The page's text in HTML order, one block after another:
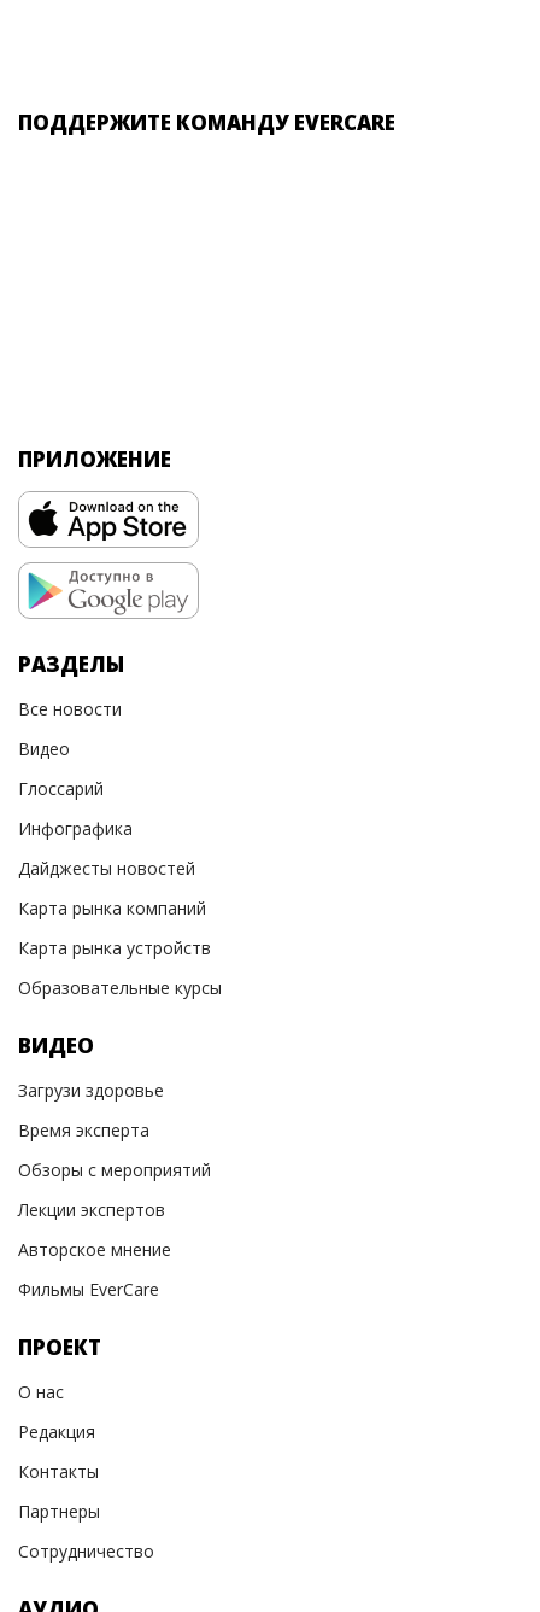
ПОДДЕРЖИТЕ КОМАНДУ EVERCARE
ПРИЛОЖЕНИЕ
РАЗДЕЛЫ
Все новости
Видео
Глоссарий
Инфографика
Дайджесты новостей
Карта рынка компаний
Карта рынка устройств
Образовательные курсы
ВИДЕО
Загрузи здоровье
Время эксперта
Обзоры с мероприятий
Лекции экспертов
Авторское мнение
Фильмы EverCare
ПРОЕКТ
О нас
Редакция
Контакты
Партнеры
Сотрудничество